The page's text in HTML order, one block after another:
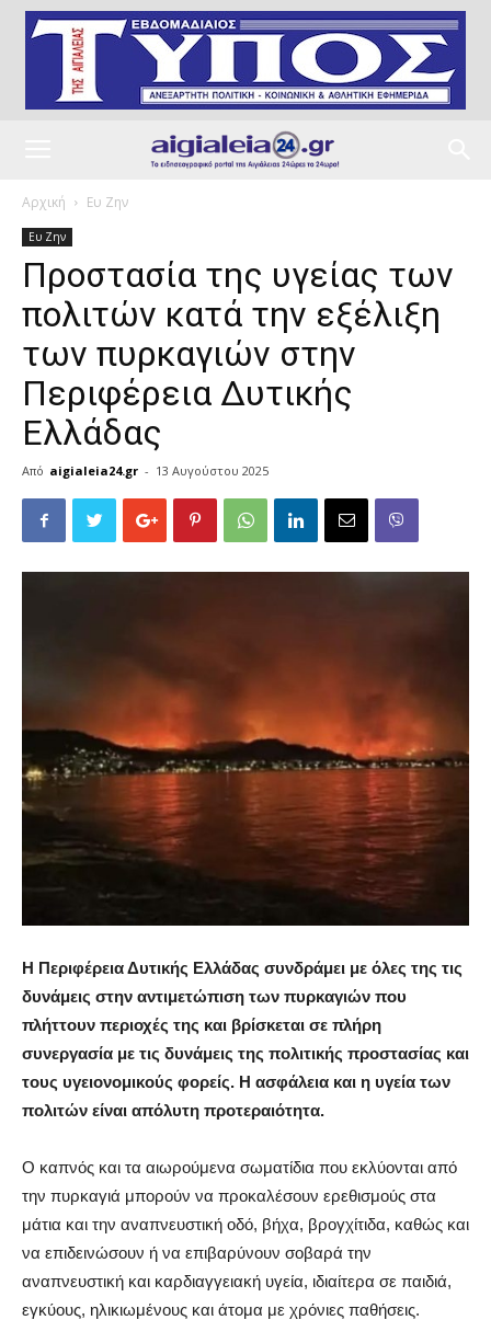
Αρχική Ευ Ζην
Ευ Ζην
Προστασία της υγείας των
πολιτών κατά την εξέλιξη
των πυρκαγιών στην
Περιφέρεια Δυτικής
Ελλάδας
Από aigialeia24.gr - 13 Αυγούστου 2025
Η Περιφέρεια Δυτικής Ελλάδας συνδράμει με όλες της τις
δυνάμεις στην αντιμετώπιση των πυρκαγιών που
πλήττουν περιοχές της και βρίσκεται σε πλήρη
συνεργασία με τις δυνάμεις της πολιτικής προστασίας και
τους υγειονομικούς φορείς. Η ασφάλεια και η υγεία των
πολιτών είναι απόλυτη προτεραιότητα.
Ο καπνός και τα αιωρούμενα σωματίδια που εκλύονται από
την πυρκαγιά μπορούν να προκαλέσουν ερεθισμούς στα
μάτια και την αναπνευστική οδό, βήχα, βρογχίτιδα, καθώς και
να επιδεινώσουν ή να επιβαρύνουν σοβαρά την
αναπνευστική και καρδιαγγειακή υγεία, ιδιαίτερα σε παιδιά,
εγκύους, ηλικιωμένους και άτομα με χρόνιες παθήσεις.